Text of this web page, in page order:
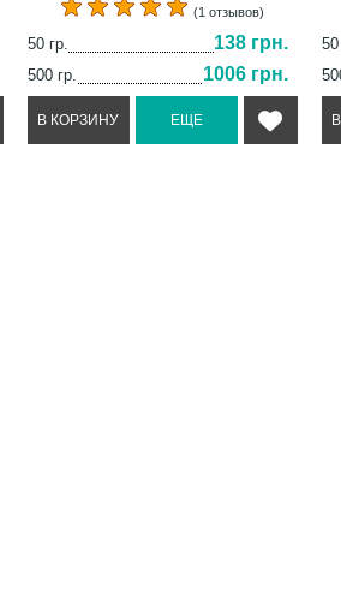
(1 отзывов)
50 гр. 138 грн.
500 гр. 1006 грн.
50